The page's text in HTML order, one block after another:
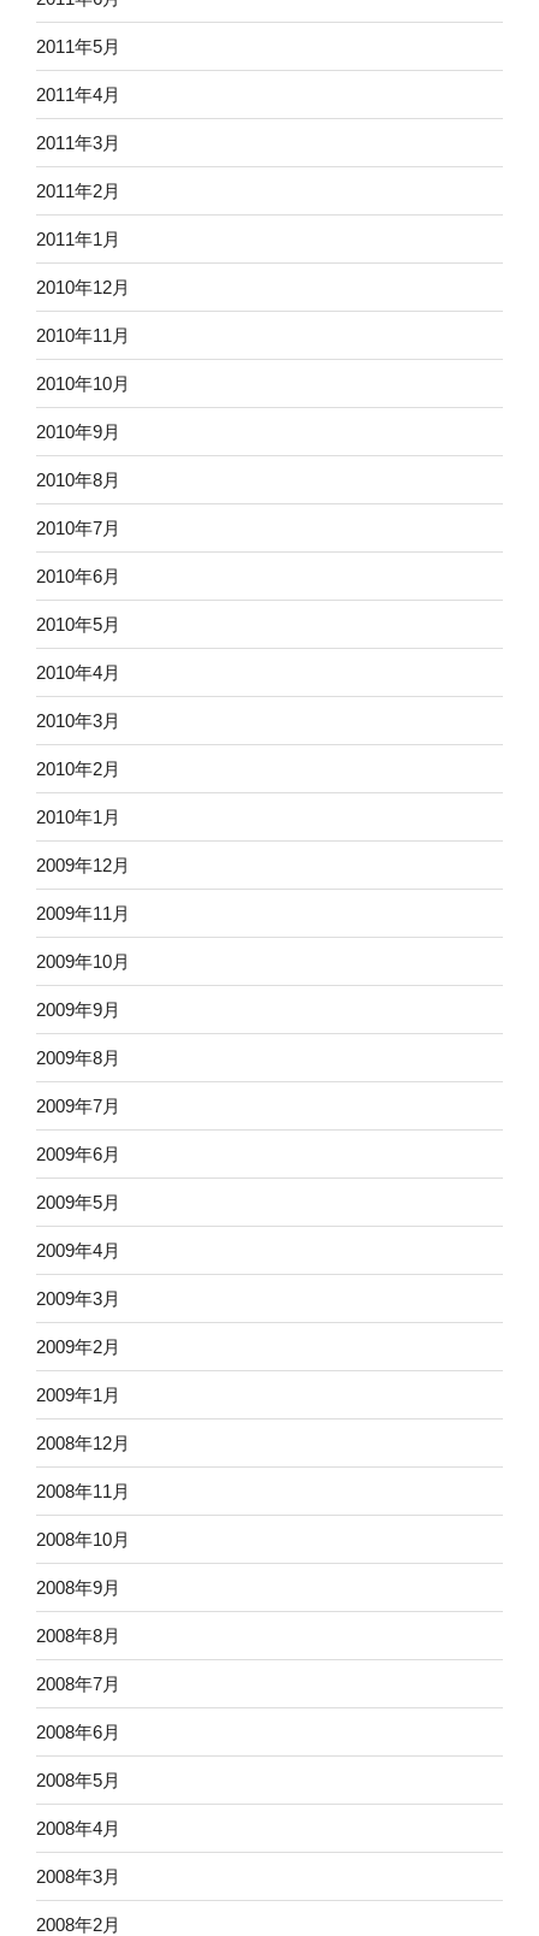
2011年5月
2011年4月
2011年3月
2011年2月
2011年1月
2010年12月
2010年11月
2010年10月
2010年9月
2010年8月
2010年7月
2010年6月
2010年5月
2010年4月
2010年3月
2010年2月
2010年1月
2009年12月
2009年11月
2009年10月
2009年9月
2009年8月
2009年7月
2009年6月
2009年5月
2009年4月
2009年3月
2009年2月
2009年1月
2008年12月
2008年11月
2008年10月
2008年9月
2008年8月
2008年7月
2008年6月
2008年5月
2008年4月
2008年3月
2008年2月